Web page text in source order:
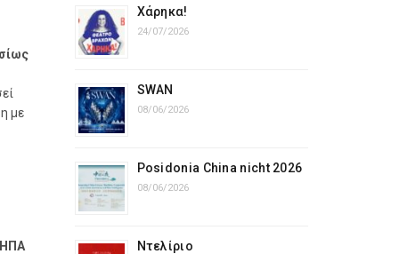
με
ΗΠΑ
Χάρηκα!
24/07/2026
SWAN
08/06/2026
Posidonia China nicht 2026
08/06/2026
Ντελίριο